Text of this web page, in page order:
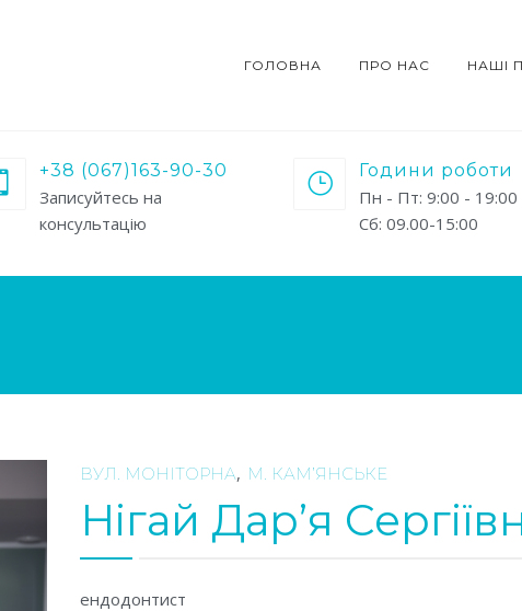
ГОЛОВНА ПРО НАС НАШІ
+38 (067)163-90-30
Записуйтесь на
консультацію
Години роботи
Пн - Пт: 9:00 - 19:00
Сб: 09.00-15:00
ВУЛ. МОНІТОРНА, М. КАМ’ЯНСЬКЕ
Нігай Дар’я
ендодонтист